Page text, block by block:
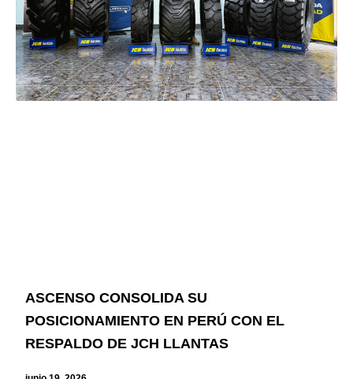
ASCENSO CONSOLIDA SU
POSICIONAMIENTO EN PERÚ CON EL
RESPALDO DE JCH LLANTAS